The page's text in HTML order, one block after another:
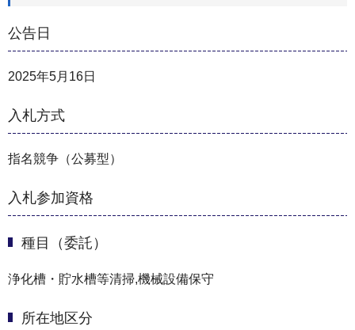
公告日
2025年5月16日
入札方式
指名競争（公募型）
入札参加資格
種目（委託）
浄化槽・貯水槽等清掃,機械設備保守
所在地区分